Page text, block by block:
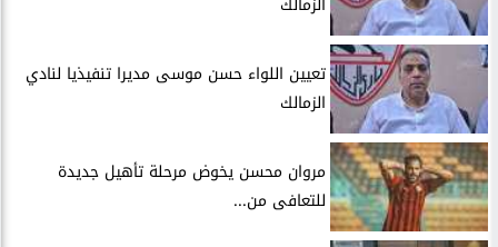
تعيين اللواء حسن موسى مديرا تنفيذيا لنادي
الزمالك
مروان محسن يخوض مرحلة تأهيل جديدة
للتعافى من...